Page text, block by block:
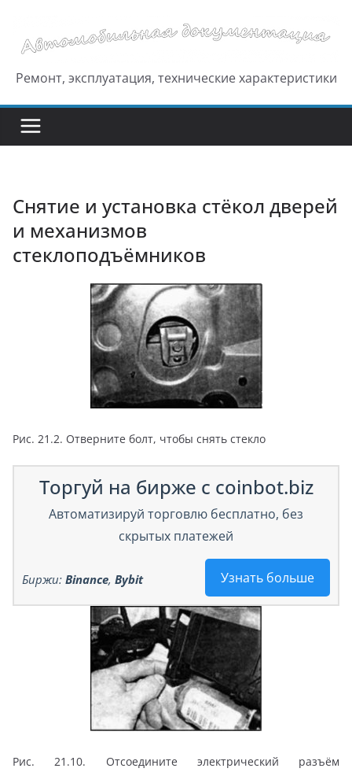
содержимому
Ремонт, эксплуатация, технические характеристики
Снятие и установка стёкол дверей
и механизмов
стеклоподъёмников
Рис. 21.2. Отверните болт, чтобы снять стекло
Торгуй на бирже с coinbot.biz
Автоматизируй торговлю бесплатно, без
скрытых платежей
Узнать больше
Биржи: Binance, Bybit
Рис. 21.10. Отсоедините электрический разъём